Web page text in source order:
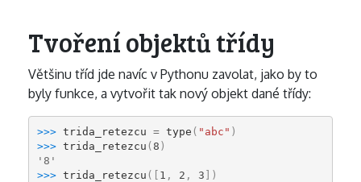
Tvoření objektů třídy
Většinu tříd jde navíc v Pythonu zavolat, jako by to
byly funkce, a vytvořit tak nový objekt dané třídy:
>>> trida_retezcu = type ( "abc" )
>>> trida_retezcu ( 8 )
'8'
>>> trida_retezcu ([ 1 , 2 , 3 ])